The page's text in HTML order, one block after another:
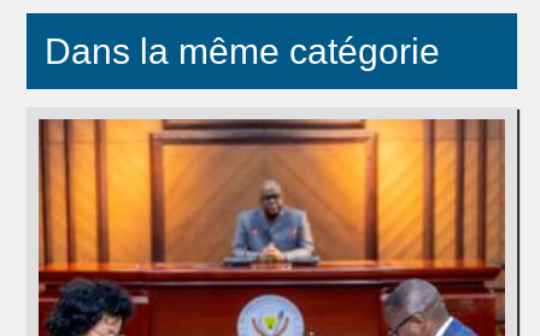
Dans la même catégorie